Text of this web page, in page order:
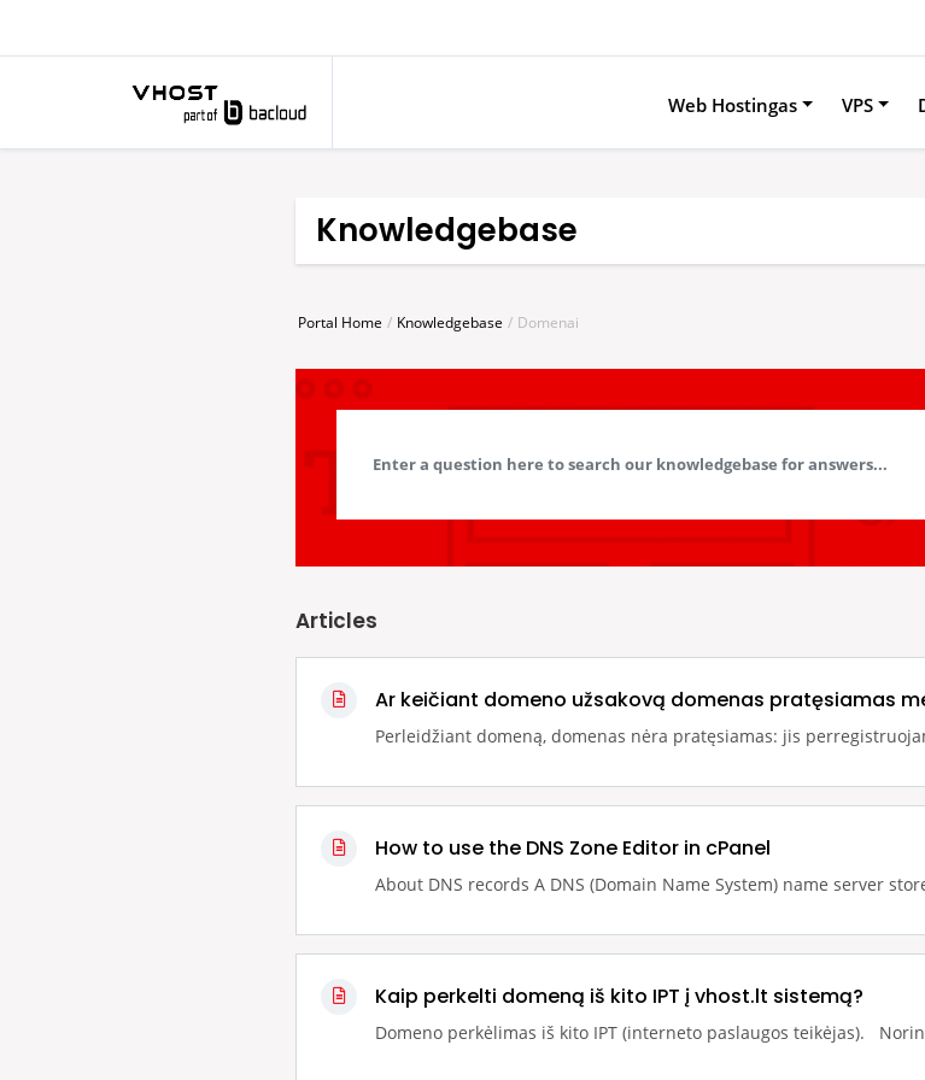
Web Hostingas VPS
Knowledgebase
Portal Home Knowledgebase Domenai
Articles
Ar keičiant domeno užsakovą domenas pratęsiamas
Perleidžiant domeną, domenas nėra pratęsiamas: jis
How to use the DNS Zone Editor in cPanel
About DNS records A DNS (Domain Name System) name server
Kaip perkelti domeną iš kito IPT į vhost.lt sistemą?
Domeno perkėlimas iš kito IPT (interneto paslaugos teikėjas).